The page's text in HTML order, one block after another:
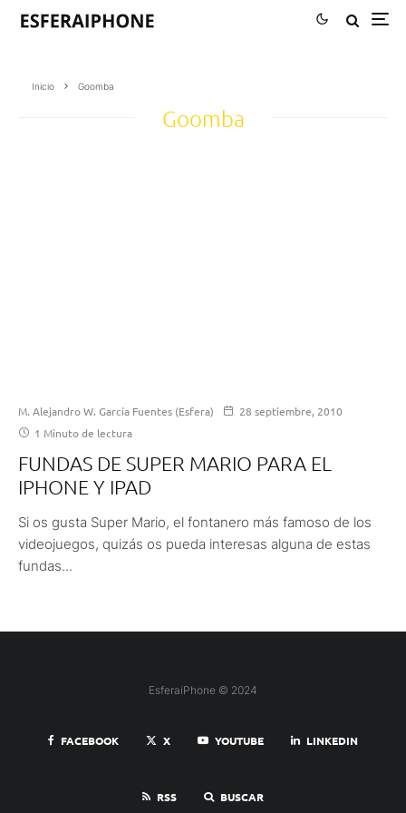
Inicio Goomba
Goomba
M. Alejandro W. García Fuentes (Esfera)
28 septiembre, 2010
1 Minuto de lectura
FUNDAS DE SUPER MARIO PARA EL
IPHONE Y IPAD
Si os gusta Super Mario, el fontanero más famoso de los
videojuegos, quizás os pueda interesas alguna de estas
fundas...
EsferaiPhone © 2024
FACEBOOK X YOUTUBE LINKEDIN
RSS BUSCAR